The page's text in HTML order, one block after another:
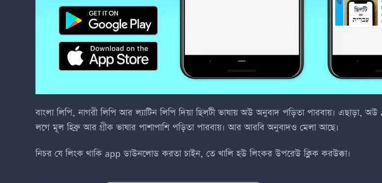
বাংলা লিপি, নাগরী লিপি আর ল্যাটিন লিপি দিয়া ছিলটী ভাষায় অউ অনুবাদ পড়িতা পারবায়। এছাড়া, অউ
লগে মূল হিব্রু আর গ্রীক ভাষার পাশাপাশি পড়িতা পারবায়। আর আরবি অনুবাদও মেলা আছে।
নিচর যে লিংক থাকি app ডাউনলোড করতা চাইন, তে খালি হউ লিংকর উপরেউ ক্লিক করউক্কা।